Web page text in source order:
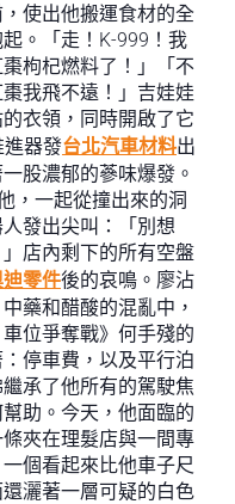
使出他搬運食材的全
。「走！K-999！我
枸杞燃料了！」「不
我飛不遠！」吉娃娃
衣領，同時開啟了它
進器發台北汽車材料出
股濃郁的蔘味爆發。
，一起從撞出來的洞
發出尖叫：「別想
店內剩下的所有空盤
零件後的哀鳴。廖沾
藥和醋酸的混亂中，
位爭奪戰》何手殘的
停車費，以及平行泊
承了他所有的駕駛焦
助。今天，他面臨的
夾在理髮店與一間專
個看起來比他車子尺
灑著一層可疑的白色